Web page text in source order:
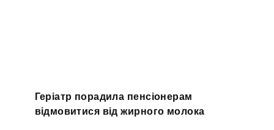
Геріатр порадила пенсіонерам
відмовитися від жирного молока